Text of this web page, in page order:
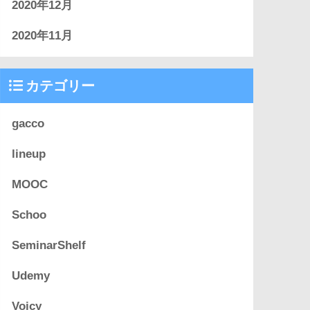
2020年12月
2020年11月
カテゴリー
gacco
lineup
MOOC
Schoo
SeminarShelf
Udemy
Voicy